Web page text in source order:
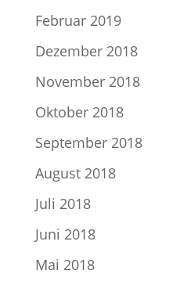
Februar 2019
Dezember 2018
November 2018
Oktober 2018
September 2018
August 2018
Juli 2018
Juni 2018
Mai 2018